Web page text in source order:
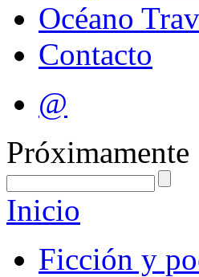
Océano
Contacto
@
Próximamente
Inicio
Ficción y